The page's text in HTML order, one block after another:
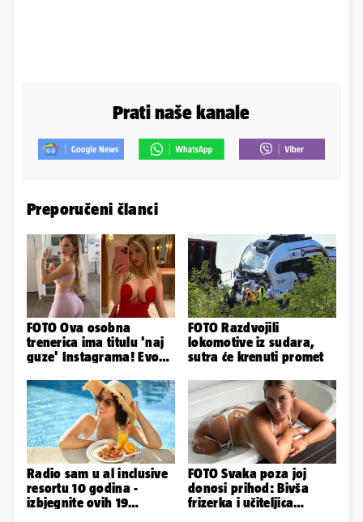
Prati naše kanale
Preporučeni članci
FOTO Ova osobna
trenerica ima titulu 'naj
guze' Instagrama! Evo
satu...
FOTO Razdvojili
lokomotive iz sudara,
sutra će krenuti promet
Radio sam u al inclusive
resortu 10 godina -
izbjegnite ovih 19
FOTO Svaka poza joj
donosi prihod: Bivša
frizerka i učiteljica